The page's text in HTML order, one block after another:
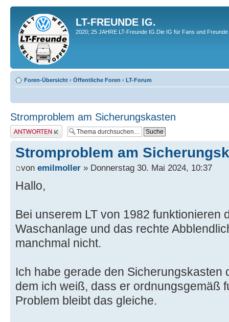
LT-FREUNDE IG.
2020; 25 JAHRE LT-Freunde IG.Die IG für Fans und
Foren-Übersicht ‹ Öffentliche Foren ‹ LT-Forum
Stromproblem am Sicherungskasten
Antwort erstellen
Stromproblem am
von emilmoller » Donnerstag 30. Mai 2024, 10:37
Hallo,
Bei unserem LT von 1982 funktionieren
Waschanlage und das rechte
manchmal nicht.
Ich habe gerade den Sicherungskasten
dem ich weiß, dass er ordnungsgemäß
Problem bleibt das gleiche.